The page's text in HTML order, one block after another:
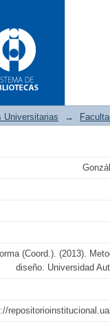
Universitarias →
(Coord.). (2013).
diseño. Universidad